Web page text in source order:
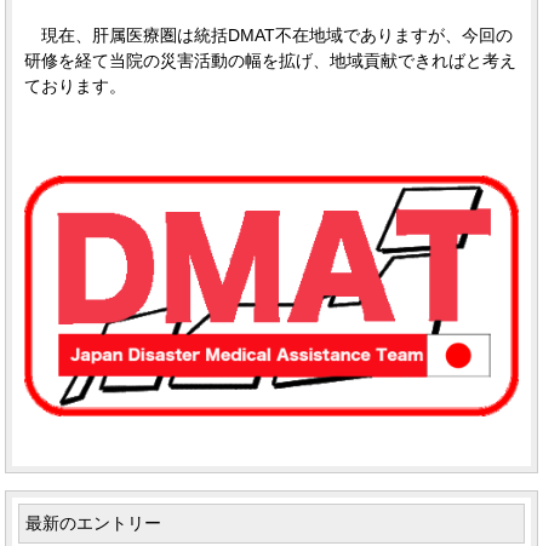
現在、肝属医療圏は統括DMAT不在地域でありますが、今回の
研修を経て当院の災害活動の幅を拡げ、地域貢献できればと考え
ております。
最新のエントリー